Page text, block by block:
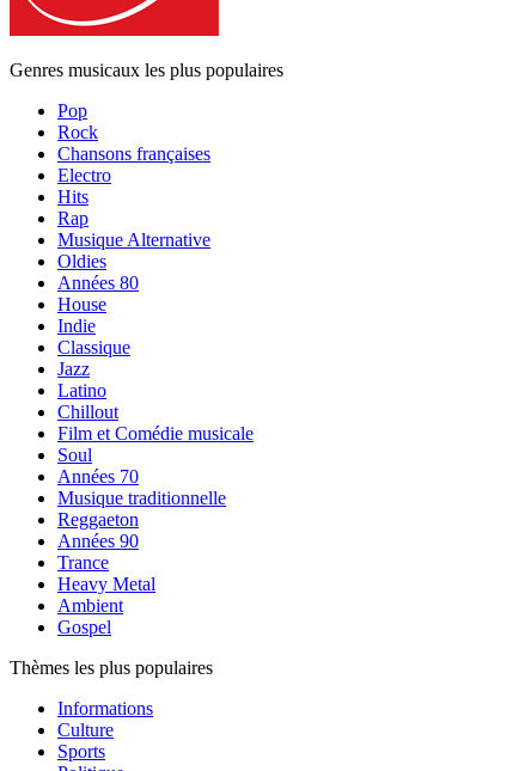
Genres musicaux les plus populaires
Pop
Rock
Chansons françaises
Electro
Hits
Rap
Musique Alternative
Oldies
Années 80
House
Indie
Classique
Jazz
Latino
Chillout
Film et Comédie musicale
Soul
Années 70
Musique traditionnelle
Reggaeton
Années 90
Trance
Heavy Metal
Ambient
Gospel
Thèmes les plus populaires
Informations
Culture
Sports